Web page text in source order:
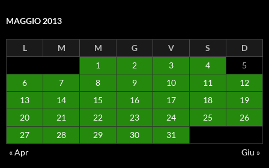
MAGGIO 2013
L M M G V S
D
1
2 3 4
5
6
7 8 9 10 11
12
13
14 15 16 17 18
19
20
21 22 23 24 25
26
27
28 29 30
31
« Apr
Giu »